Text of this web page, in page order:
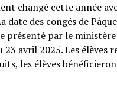
changé cette année
date des congés de
par le
23 avril 2025. Les
les élèves